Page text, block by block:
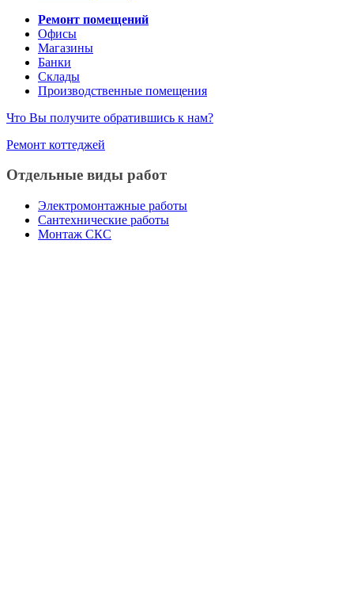
Ремонт помещений
Офисы
Магазины
Банки
Склады
Производственные помещения
Что Вы получите обратившись к нам?
Ремонт коттеджей
Отдельные виды работ
Электромонтажные работы
Сантехнические работы
Монтаж СКС